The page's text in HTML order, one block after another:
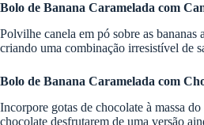
Bolo de Banana Caramelada com
Polvilhe canela em pó sobre as bananas
criando uma combinação irresistível de
Bolo de Banana Caramelada com
Incorpore gotas de chocolate à massa
chocolate desfrutarem de uma versão